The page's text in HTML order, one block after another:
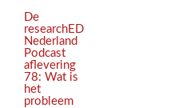
De
researchED
Nederland
Podcast
aflevering
78: Wat is
het
probleem